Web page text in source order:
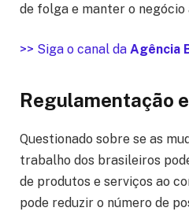
de folga e manter o negócio
>> Siga o canal da Agência
Regulamentação
Questionado sobre se as
trabalho dos brasileiros
de produtos e serviços ao
pode reduzir o número de